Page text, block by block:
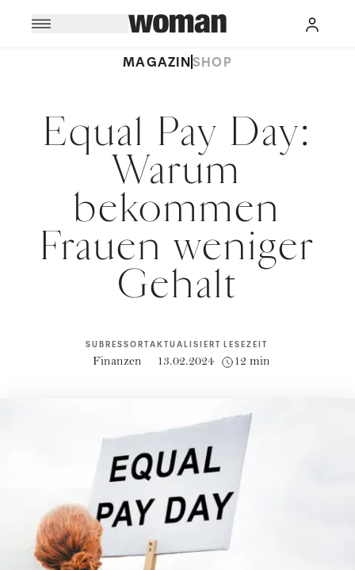
MAGAZINSHOP
Equal Pay Day:
Warum
bekommen
Frauen weniger
Gehalt
SUBRESSORT
Finanzen
AKTUALISIERT
13.02.2024
LESEZEIT
12 min